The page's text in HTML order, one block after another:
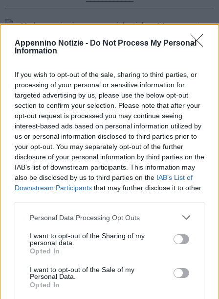
Appennino Notizie - Do Not Process My Personal
Information
If you wish to opt-out of the sale, sharing to third parties, or
processing of your personal or sensitive information for
targeted advertising by us, please use the below opt-out
section to confirm your selection. Please note that after your
opt-out request is processed you may continue seeing
interest-based ads based on personal information utilized by
us or personal information disclosed to third parties prior to
your opt-out. You may separately opt-out of the further
disclosure of your personal information by third parties on the
IAB’s list of downstream participants. This information may
also be disclosed by us to third parties on the IAB’s List of
Downstream Participants that may further disclose it to other
Personal Data Processing Opt Outs
I want to opt-out of the Sharing of my
personal data.
Opted In
I want to opt-out of the Sale of my
Personal Data.
Opted In
quattro minorenni – due 14enni, un 15enne ed un 16enne – per il
reato di rapina in concorso in danno di un altro ragazzino di 14
anni.
In particolare, il 30 gennaio scorso, tramite l’applicazione della
Polizia di Stato “YouPol”, un utente anonimo aveva trasmesso
un video, acquisito su un noto canale social, relativo ad
un’aggressione con impossessamento di uno zainetto da parte di
un ragazzo, accertato successivamente trattarsi del 15enne, ai
danni di un coetaneo. Presenti gli altri tre minori indagati che, di
fatto, avevano partecipato, chi in modo attivo chi passivamente,
senza esercitare alcuna azione per impedire quanto stava
criminale.
Mobile, ha permesso di risalire all’identità dei quattro minori.